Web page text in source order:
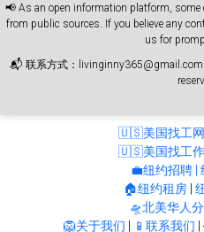
📢 As an open information platform,
from public sources. If you believe any
us for
📬 联系方式：
🇺🇸美国找工网
🇺🇸美国找工作
💼纽约招聘 |
🏠纽约租房 |
🛸北美华人
🦁关于我们 | 📱联系我们 |